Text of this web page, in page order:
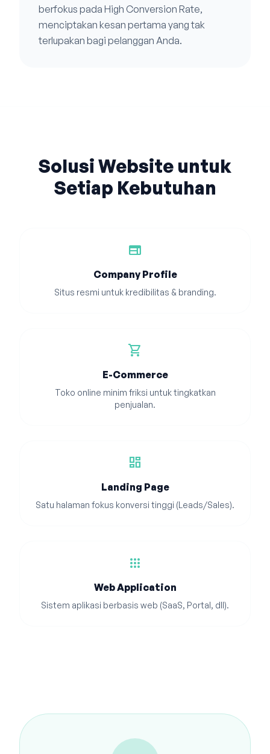
berfokus pada High Conversion Rate,
menciptakan kesan pertama yang tak
terlupakan bagi pelanggan Anda.
Solusi Website untuk
Setiap Kebutuhan
web
Company Profile
Situs resmi untuk kredibilitas & branding.
shopping_cart
E-Commerce
Toko online minim friksi untuk tingkatkan
penjualan.
dashboard
Landing Page
Satu halaman fokus konversi tinggi (Leads/Sales).
apps
Web Application
Sistem aplikasi berbasis web (SaaS, Portal, dll).